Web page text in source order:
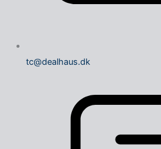
tc@dealhaus.dk